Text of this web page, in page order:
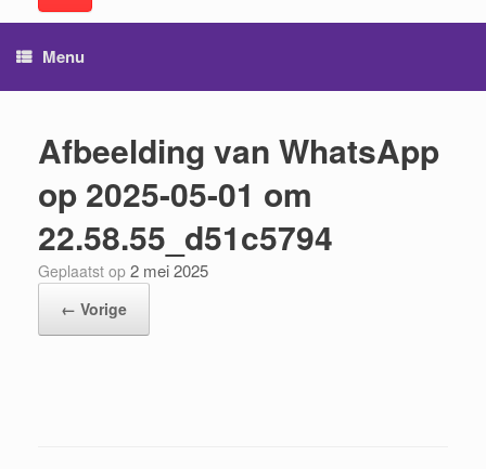
Menu
Afbeelding van WhatsApp
op 2025-05-01 om
22.58.55_d51c5794
Geplaatst op 2 mei 2025
← Vorige